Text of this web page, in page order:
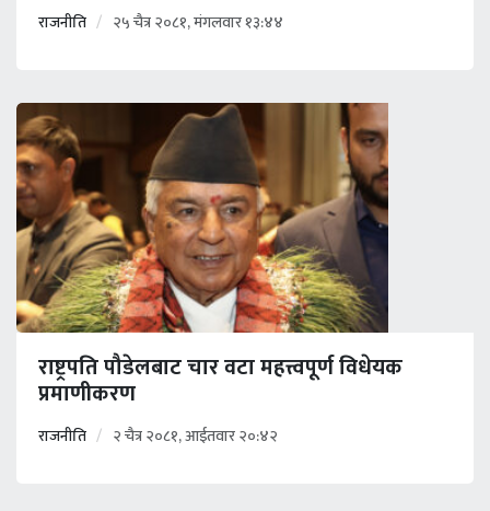
राजनीति २५ चैत्र २०८१, मंगलवार १३:४४
राष्ट्रपति पौडेलबाट चार वटा महत्त्वपूर्ण विधेयक
प्रमाणीकरण
राजनीति २ चैत्र २०८१, आईतवार २०:४२